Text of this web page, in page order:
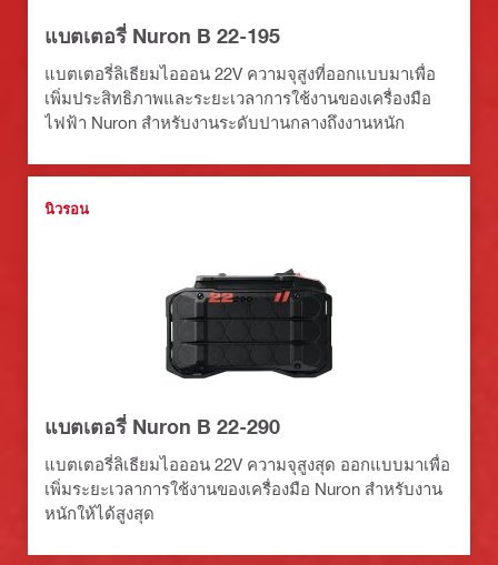
แบตเตอรี่ Nuron B 22-195
แบตเตอรี่ลิเธียมไอออน 22V ความจุสูงที่ออกแบบมาเพื่อ
เพิ่มประสิทธิภาพและระยะเวลาการใช้งานของเครื่องมือ
ไฟฟ้า Nuron สำหรับงานระดับปานกลางถึงงานหนัก
นิวรอน
แบตเตอรี่ Nuron B 22-290
แบตเตอรี่ลิเธียมไอออน 22V ความจุสูงสุด ออกแบบมาเพื่อ
เพิ่มระยะเวลาการใช้งานของเครื่องมือ Nuron สำหรับงาน
หนักให้ได้สูงสุด